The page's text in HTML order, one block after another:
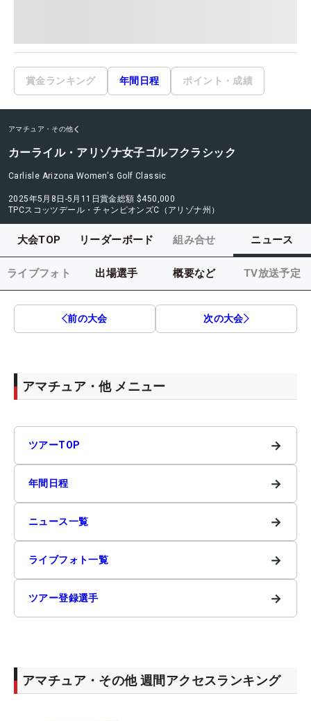
賞金ランキング 年間日程 ポイント・成績
アマチュア・その他
カーライル・アリゾナ女子ゴルフクラシック
Carlisle Arizona Women's Golf Classic
2025年5月8日-5月11日賞金総額 $450,000
TPCスコッツデール・チャンピオンズC（アリゾナ州）
大会TOP リーダーボード 組み合せ ニュース
ライブフォト 出場選手 概要など TV放送予定
前の大会 次の大会
アマチュア・他 メニュー
ツアーTOP →
年間日程 →
ニュース一覧 →
ライブフォト一覧 →
ツアー登録選手 →
アマチュア・その他 週間アクセスランキング